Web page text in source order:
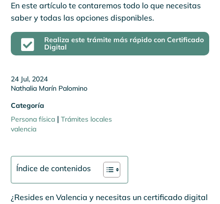
En este artículo te contaremos todo lo que necesitas
saber y todas las opciones disponibles.

Realiza este trámite más rápido con Certificado
Digital
24 Jul, 2024
Nathalia Marín Palomino
Categoría
Persona física |Trámites locales
valencia
Índice de contenidos
¿Resides en Valencia y necesitas un certificado digital